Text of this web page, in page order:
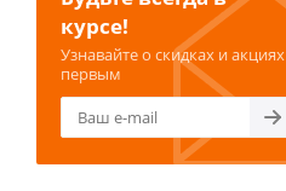
курсе!
Узнавайте о скидках и акциях
первым